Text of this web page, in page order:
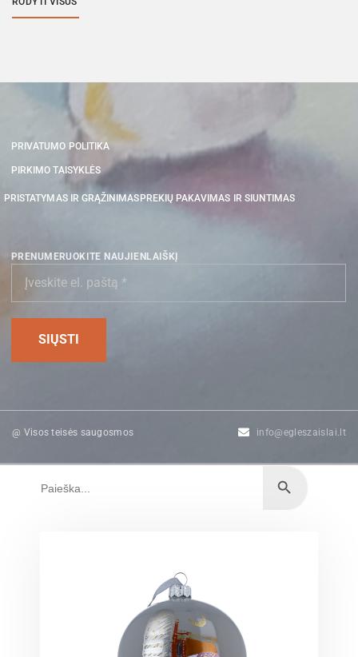
PRIVATUMO POLITIKA
PIRKIMO TAISYKLĖS
PRISTATYMAS IR GRĄŽINIMAS PREKIŲ PAKAVIMAS IR SIUNTIMAS
PRENUMERUOKITE NAUJIENLAIŠKĮ
@ Visos teisės saugosmos info@egleszaislai.lt